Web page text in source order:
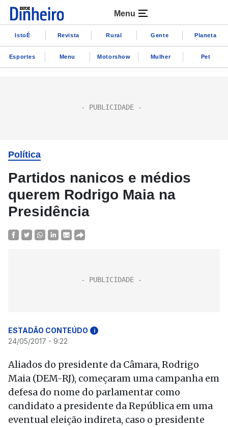
Menu
IstoÉ Revista Rural Gente Planeta
Esportes Menu Motorshow Mulher Pet
Política
Partidos nanicos e médios
querem Rodrigo Maia na
Presidência
ESTADÃO CONTEÚDO i
24/05/2017 - 9:22
Aliados do presidente da Câmara, Rodrigo
Maia (DEM-RJ), começaram uma campanha em
defesa do nome do parlamentar como
candidato a presidente da República em uma
eventual eleição indireta, caso o presidente